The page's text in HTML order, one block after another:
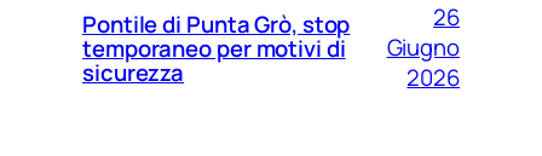
Pontile di Punta Grò, stop
temporaneo per motivi di
sicurezza
26
Giugno
2026